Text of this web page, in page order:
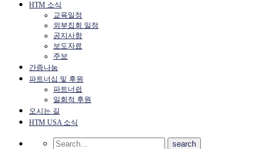
HTM 소식
교육일정
외부집회 일정
공지사항
보도자료
주보
간증나눔
파트너십 및 후원
파트너쉽
일회적 후원
오시는 길
HTM USA 소식